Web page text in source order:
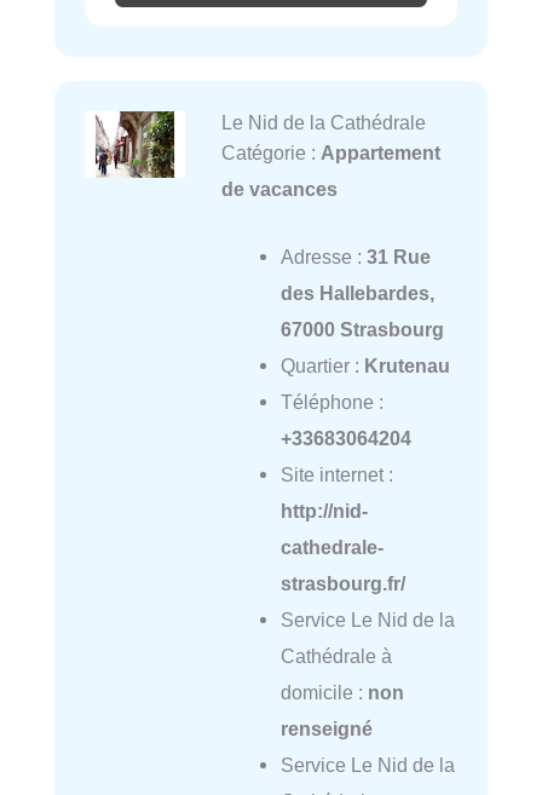
Le Nid de la Cathédrale
Catégorie : Appartement
de vacances
Adresse : 31 Rue
des Hallebardes,
67000 Strasbourg
Quartier : Krutenau
Téléphone :
+33683064204
Site internet :
http://nid-
cathedrale-
strasbourg.fr/
Service Le Nid de la
Cathédrale à
domicile : non
renseigné
Service Le Nid de la